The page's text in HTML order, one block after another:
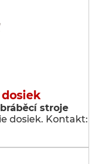
stroje
dosiek. Kontakt: